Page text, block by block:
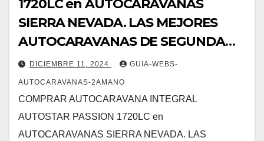
1720LC en AUTOCARAVANAS
SIERRA NEVADA. LAS MEJORES
AUTOCARAVANAS DE SEGUNDA
MANO DE ESPAÑA
DICIEMBRE 11, 2024 GUIA-WEBS-
AUTOCARAVANAS-2AMANO
COMPRAR AUTOCARAVANA INTEGRAL
AUTOSTAR PASSION 1720LC en
AUTOCARAVANAS SIERRA NEVADA. LAS